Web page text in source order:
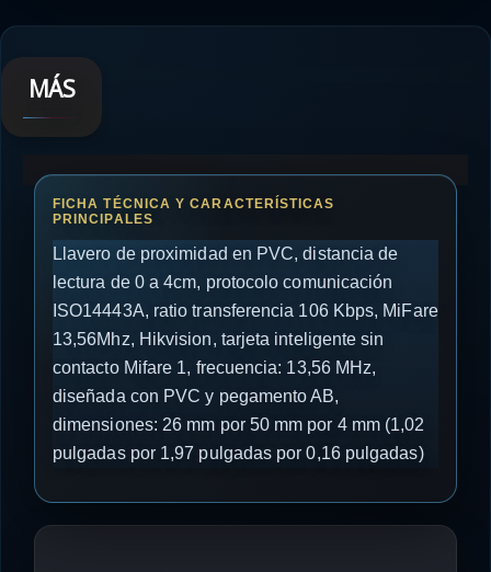
MÁS
Llavero de proximidad en PVC, distancia de
lectura de 0 a 4cm, protocolo comunicación
ISO14443A, ratio transferencia 106 Kbps, MiFare
13,56Mhz, Hikvision, tarjeta inteligente sin
contacto Mifare 1, frecuencia: 13,56 MHz,
diseñada con PVC y pegamento AB,
dimensiones: 26 mm por 50 mm por 4 mm (1,02
pulgadas por 1,97 pulgadas por 0,16 pulgadas)